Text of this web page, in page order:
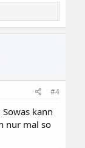
#4
kann
nur mal so